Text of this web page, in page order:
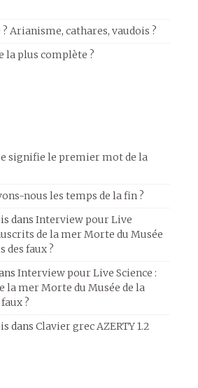
Arianisme, cathares, vaudois ?
la plus complète ?
signifie le premier mot de la
nous les temps de la fin ?
dans Interview pour Live
de la mer Morte du Musée
des faux ?
Interview pour Live Science :
la mer Morte du Musée de la
?
dans Clavier grec AZERTY 1.2